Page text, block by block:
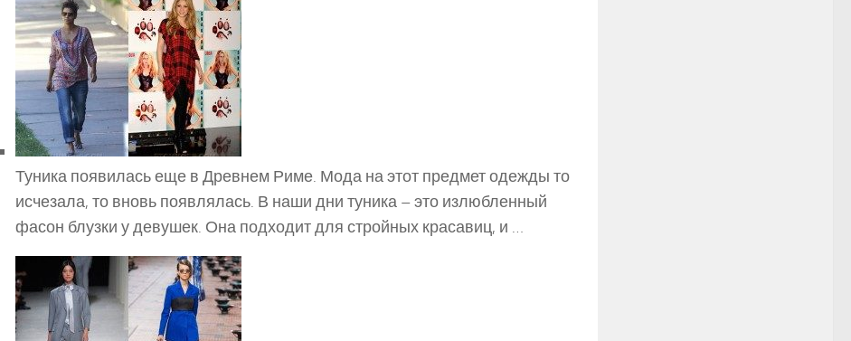
Туника появилась еще в Древнем Риме. Мода на этот предмет одежды то
исчезала, то вновь появлялась. В наши дни туника – это излюбленный
фасон блузки у девушек. Она подходит для стройных красавиц, и …